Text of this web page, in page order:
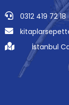
0312 419 72 18
İstanbul